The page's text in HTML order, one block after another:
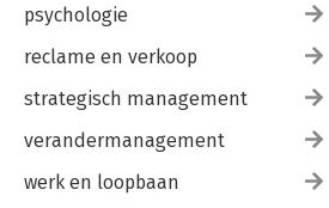
psychologie
reclame en verkoop
strategisch management
verandermanagement
werk en loopbaan